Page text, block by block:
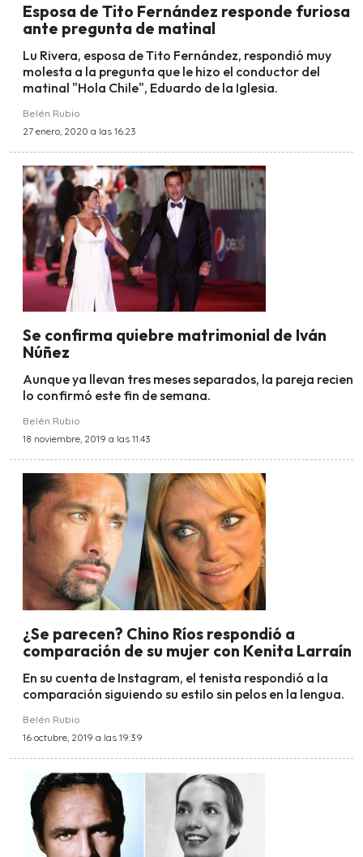
Esposa de Tito Fernández responde furiosa
ante pregunta de matinal
Lu Rivera, esposa de Tito Fernández, respondió muy
molesta a la pregunta que le hizo el conductor del
matinal "Hola Chile", Eduardo de la Iglesia.
Belén Rubio
27 enero, 2020 a las 16:23
Se confirma quiebre matrimonial de Iván
Núñez
Aunque ya llevan tres meses separados, la pareja recien
lo confirmó este fin de semana.
Belén Rubio
18 noviembre, 2019 a las 11:43
¿Se parecen? Chino Ríos respondió a
comparación de su mujer con Kenita Larraín
En su cuenta de Instagram, el tenista respondió a la
comparación siguiendo su estilo sin pelos en la lengua.
Belén Rubio
16 octubre, 2019 a las 19:39